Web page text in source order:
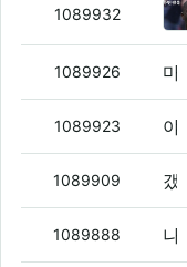
1089932
1089926
1089923
1089909
1089888